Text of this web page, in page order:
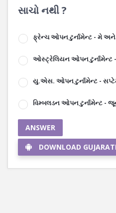
સાચો નથી ?
ફ્રેન્ચ ઓપન ટુર્નામેન્ટ - મે
ઓસ્ટ્રેલિયન ઓપન ટુર્નામેન્ટ
યુ.એસ. ઓપન ટુર્નામેન્ટ -
વિમ્બલડન ઓપન ટુર્નામેન્ટ -
ANSWER
DOWNLOAD